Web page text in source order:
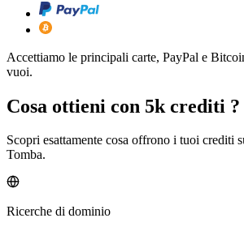
Accettiamo le principali carte, PayPal e
vuoi.
Cosa ottieni con 5k crediti ?
Scopri esattamente cosa offrono i tuoi crediti
Tomba.
Ricerche di dominio